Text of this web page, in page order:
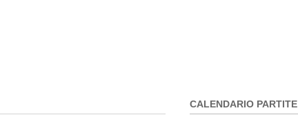
CALENDARIO PARTITE